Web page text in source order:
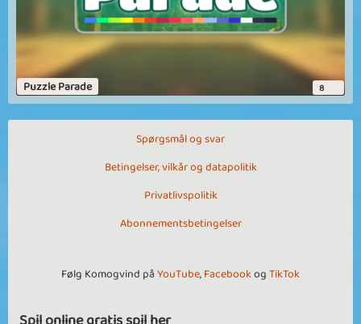
Gittesos
hyggespil
dejligt spil at hygge med knuz gittesos
Se flere
Puzzle Parade 8
Spørgsmål og svar
Betingelser, vilkår og datapolitik
Privatlivspolitik
Abonnementsbetingelser
Følg Komogvind påYouTube,FacebookogTikTok